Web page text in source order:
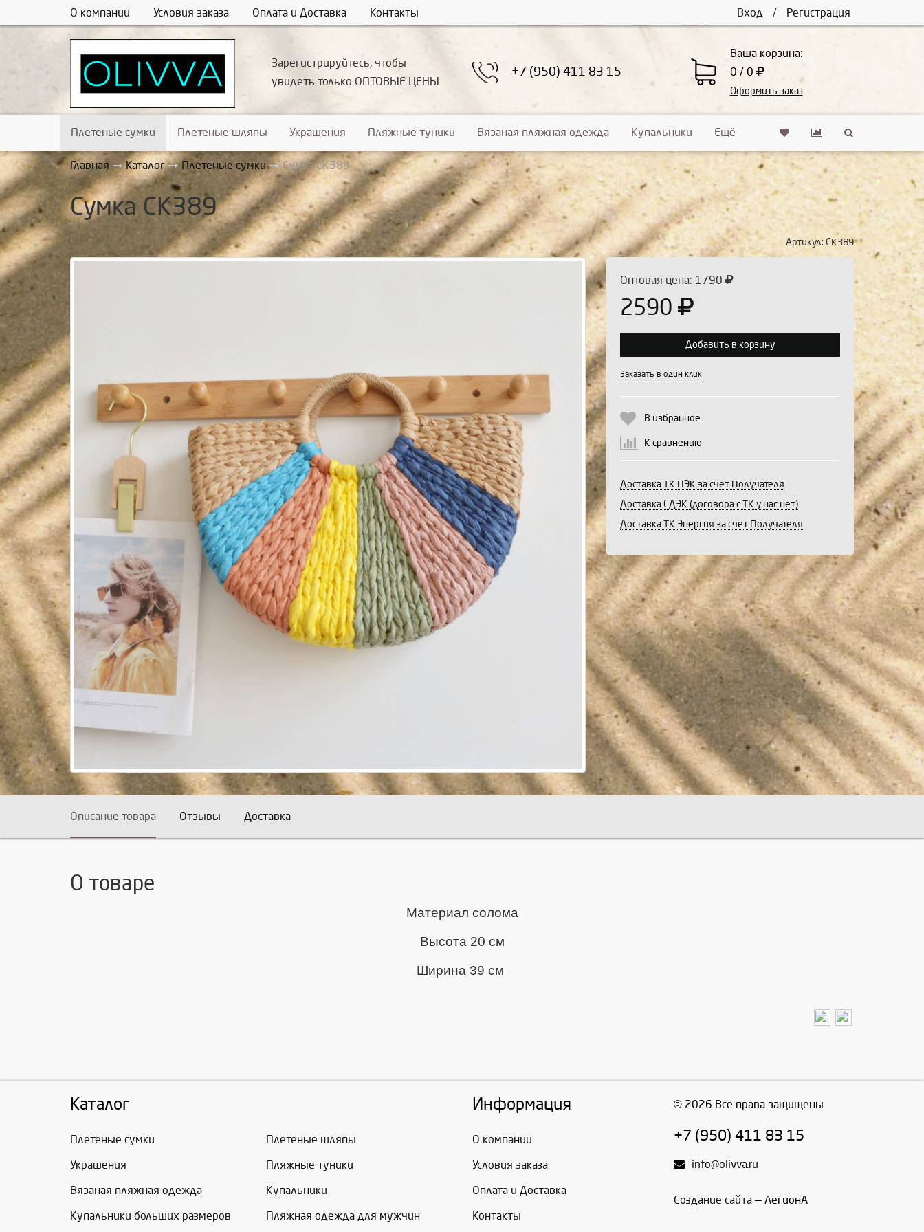
О компании Условия заказа Оплата и Доставка Контакты Вход / Регистрация
Зарегистрируйтесь, чтобы
увидеть только ОПТОВЫЕ ЦЕНЫ
+7 (950) 411 83 15
Ваша корзина:
0 / 0
Оформить заказ
Плетеные сумки Плетеные шляпы Украшения Пляжные туники Вязаная пляжная одежда Купальники Ещё
Главная Каталог Плетеные сумки Сумка СК389
Сумка СК389
Артикул: СК389
Оптовая цена: 1790
2590
Выберите количество:
Добавить в корзину
Заказать в один клик
В избранное
К сравнению
Доставка ТК ПЭК за счет Получателя
Доставка СДЭК (договора с ТК у нас нет)
Доставка ТК Энергия за счет Получателя
Описание товара Отзывы Доставка
О товаре
Материал солома
Высота 20 см
Ширина 39 см
Каталог
Плетеные сумки Плетеные шляпы
Украшения Пляжные туники
Вязаная пляжная одежда Купальники
Купальники больших размеров Пляжная одежда для мужчин
Информация
О компании
Условия заказа
Оплата и Доставка
Контакты
© 2026 Все права защищены
+7 (950) 411 83 15
info@olivva.ru
Создание сайта— ЛегионА